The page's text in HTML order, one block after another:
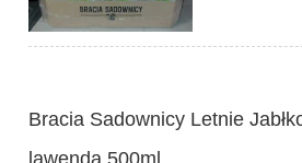
Bracia Sadownicy Letnie
lawendą 500ml